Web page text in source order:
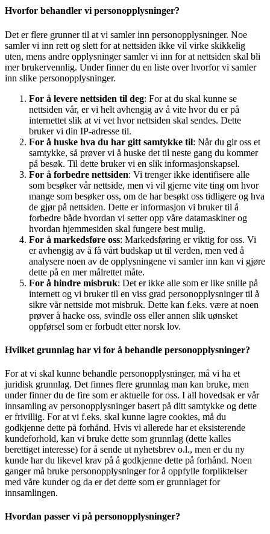
Hvorfor behandler vi personopplysninger?
Det er flere grunner til at vi samler inn personopplysninger. Noe
samler vi inn rett og slett for at nettsiden ikke vil virke skikkelig
uten, mens andre opplysninger samler vi inn for at nettsiden skal bli
mer brukervennlig. Under finner du en liste over hvorfor vi samler
inn slike personopplysninger.
For å levere nettsiden til deg: For at du skal kunne se
nettsiden vår, er vi helt avhengig av å vite hvor du er på
internettet slik at vi vet hvor nettsiden skal sendes. Dette
bruker vi din IP-adresse til.
For å huske hva du har gitt samtykke til: Når du gir oss et
samtykke, så prøver vi å huske det til neste gang du kommer
på besøk. Til dette bruker vi en slik informasjonskapsel.
For å forbedre nettsiden: Vi trenger ikke identifisere alle
som besøker vår nettside, men vi vil gjerne vite ting om hvor
mange som besøker oss, om de har besøkt oss tidligere og hva
de gjør på nettsiden. Dette er informasjon vi bruker til å
forbedre både hvordan vi setter opp våre datamaskiner og
hvordan hjemmesiden skal fungere best mulig.
For å markedsføre oss: Markedsføring er viktig for oss. Vi
er avhengig av å få vårt budskap ut til verden, men ved å
analysere noen av de opplysningene vi samler inn kan vi gjøre
dette på en mer målrettet måte.
For å hindre misbruk: Det er ikke alle som er like snille på
internett og vi bruker til en viss grad personopplysninger til å
sikre vår nettside mot misbruk. Dette kan f.eks. være at noen
prøver å hacke oss, svindle oss eller annen slik uønsket
oppførsel som er forbudt etter norsk lov.
Hvilket grunnlag har vi for å behandle personopplysninger?
For at vi skal kunne behandle personopplysninger, må vi ha et
juridisk grunnlag. Det finnes flere grunnlag man kan bruke, men
under finner du de fire som er aktuelle for oss. I all hovedsak er vår
innsamling av personopplysninger basert på ditt samtykke og dette
er frivillig. For at vi f.eks. skal kunne lagre cookies, må du
godkjenne dette på forhånd. Hvis vi allerede har et eksisterende
kundeforhold, kan vi bruke dette som grunnlag (dette kalles
berettiget interesse) for å sende ut nyhetsbrev o.l., men er du ny
kunde har du likevel krav på å godkjenne dette på forhånd. Noen
ganger må bruke personopplysninger for å oppfylle forpliktelser
med våre kunder og da er det dette som er grunnlaget for
innsamlingen.
Hvordan passer vi på personopplysninger?